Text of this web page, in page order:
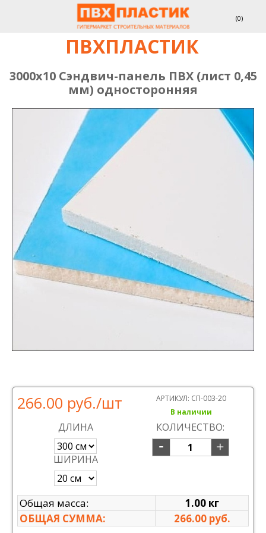
(0)
ПВХПЛАСТИК
3000х10 Сэндвич-панель ПВХ (лист 0,45
мм) односторонняя
266.00 руб./шт АРТИКУЛ: СП-003-20
В наличии
ДЛИНА
ШИРИНА
КОЛИЧЕСТВО:
Общая масса:
1.00 кг
ОБЩАЯ СУММА:
266.00 руб.